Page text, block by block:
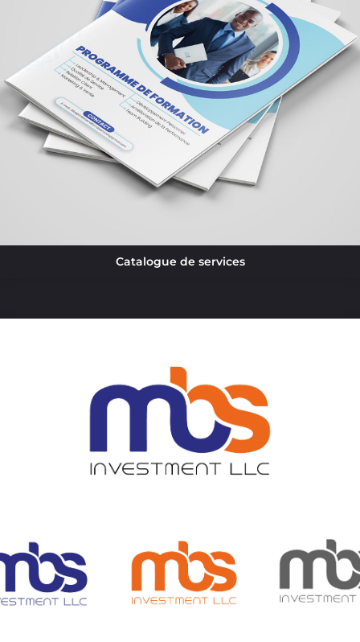
Catalogue de services